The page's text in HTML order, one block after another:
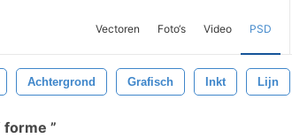
Vectoren Foto‘s Video PSD
Achtergrond Grafisch Inkt Lijn
forme